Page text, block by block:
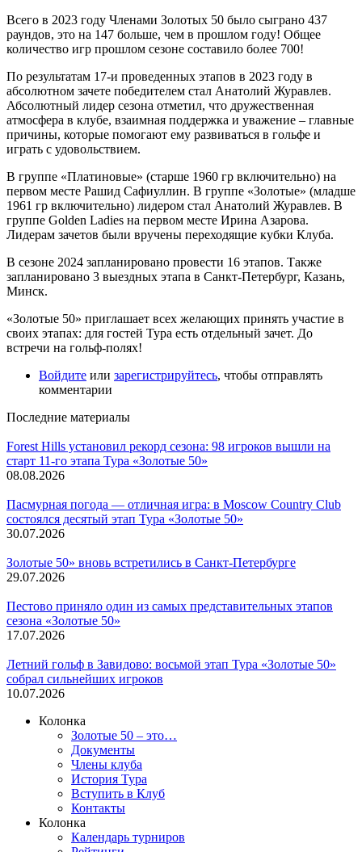
Всего в 2023 году Членами Золотых 50 было сыграно 437
раундов, это на 147 больше, чем в прошлом году! Общее
количество игр прошлом сезоне составило более 700!
По результатам 17-и проведенных этапов в 2023 году в
абсолютном зачете победителем стал Анатолий Журавлев.
Абсолютный лидер сезона отметил, что дружественная
атмосфера в клубе, взаимная поддержка и уважение – главные
причины, которые помогают ему развиваться в гольфе и
играть с удовольствием.
В группе «Платиновые» (старше 1960 гр включительно) на
первом месте Рашид Сафиуллин. В группе «Золотые» (младше
1961 гр включительно) лидером стал Анатолий Журавлев. В
группе Golden Ladies на первом месте Ирина Азарова.
Лидерам зачетов были вручены переходящие кубки Клуба.
В сезоне 2024 запланировано провести 16 этапов. Также
запланировано 3 выездных этапа в Санкт-Петербург, Казань,
Минск.
«Золотые 50» приглашает всех желающих принять участие в
своих этапах: для гостей Тура есть отдельный зачет. До
встречи на гольф-полях!
Войдите или зарегистрируйтесь, чтобы отправлять
комментарии
Последние материалы
Forest Hills установил рекорд сезона: 98 игроков вышли на
старт 11-го этапа Тура «Золотые 50»
08.08.2026
Пасмурная погода — отличная игра: в Moscow Country Club
состоялся десятый этап Тура «Золотые 50»
30.07.2026
Золотые 50» вновь встретились в Санкт-Петербурге
29.07.2026
Пестово приняло один из самых представительных этапов
сезона «Золотые 50»
17.07.2026
Летний гольф в Завидово: восьмой этап Тура «Золотые 50»
собрал сильнейших игроков
10.07.2026
Колонка
Золотые 50 – это…
Документы
Члены клуба
История Тура
Вступить в Клуб
Контакты
Колонка
Календарь турниров